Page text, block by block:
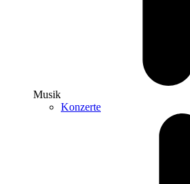
Musik
Konzerte